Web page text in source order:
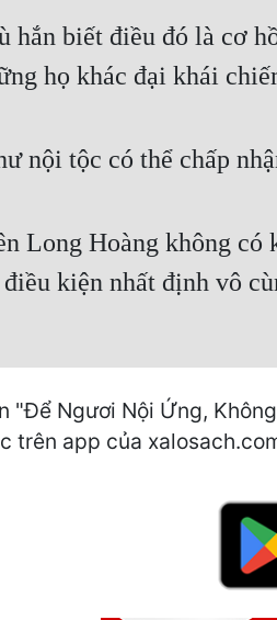
hắn biết điều đó là cơ
họ khác đại khái
nội tộc có thể chấp
Long Hoàng không có
kiện nhất định vô
"Để Ngươi Nội Ứng,
trên app của